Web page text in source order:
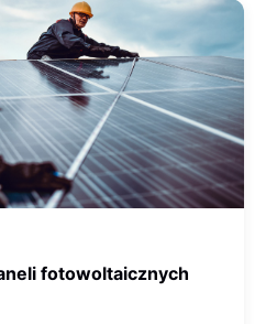
fotowoltaicznych